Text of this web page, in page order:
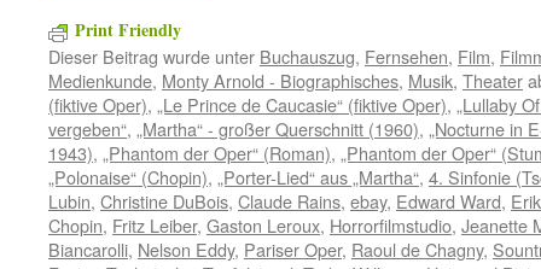
Print Friendly
Dieser Beitrag wurde unter Buchauszug, Fernsehen, Film,
Medienkunde, Monty Arnold - Biographisches, Musik, Theater
(fiktive Oper), „Le Prince de Caucasie“ (fiktive Oper), „Lullaby
vergeben“, „Martha“ - großer Querschnitt (1960), „Nocturne in
1943), „Phantom der Oper“ (Roman), „Phantom der Oper“
„Polonaise“ (Chopin), „Porter-Lied“ aus „Martha“, 4. Sinfonie
Lubin, Christine DuBois, Claude Rains, ebay, Edward Ward,
Chopin, Fritz Leiber, Gaston Leroux, Horrorfilmstudio, Jeanette
Biancarolli, Nelson Eddy, Pariser Oper, Raoul de Chagny,